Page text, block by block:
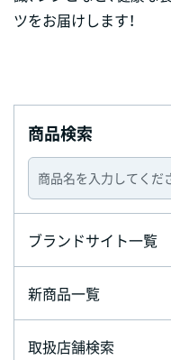
ツをお届けします！
商品検索
ブランドサイト一覧
新商品一覧
取扱店舗検索